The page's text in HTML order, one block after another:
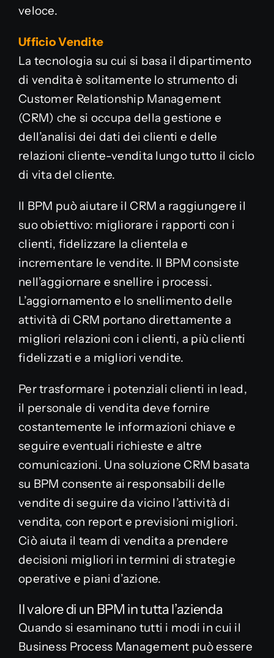
veloce.
Ufficio Vendite
La tecnologia su cui si basa il dipartimento
di vendita è solitamente lo strumento di
Customer Relationship Management
(CRM) che si occupa della gestione e
dell’analisi dei dati dei clienti e delle
relazioni cliente-vendita lungo tutto il ciclo
di vita del cliente.
Il BPM può aiutare il CRM a raggiungere il
suo obiettivo: migliorare i rapporti con i
clienti, fidelizzare la clientela e
incrementare le vendite. Il BPM consiste
nell’aggiornare e snellire i processi.
L’aggiornamento e lo snellimento delle
attività di CRM portano direttamente a
migliori relazioni con i clienti, a più clienti
fidelizzati e a migliori vendite.
Per trasformare i potenziali clienti in lead,
il personale di vendita deve fornire
costantemente le informazioni chiave e
seguire eventuali richieste e altre
comunicazioni. Una soluzione CRM basata
su BPM consente ai responsabili delle
vendite di seguire da vicino l’attività di
vendita, con report e previsioni migliori.
Ciò aiuta il team di vendita a prendere
decisioni migliori in termini di strategie
operative e piani d’azione.
Il valore di un BPM in tutta l’azienda
Quando si esaminano tutti i modi in cui il
Business Process Management può essere